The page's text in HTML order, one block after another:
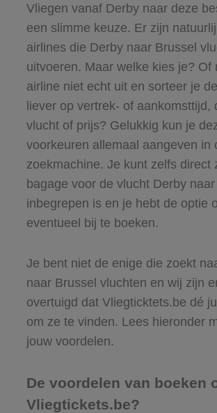
Vliegen vanaf Derby naar deze
een slimme keuze. Er zijn
airlines die Derby naar Brussel
uitvoeren. Maar welke kies je? Of
airline niet echt uit en sorteer je
liever op vertrek- of aankomsttijd,
vlucht of prijs? Gelukkig kun je
voorkeuren allemaal aangeven in
zoekmachine. Je kunt zelfs direct
bagage voor de vlucht Derby
inbegrepen is en je hebt de optie
eventueel bij te boeken.
Je bent niet de enige die zoekt
naar Brussel vluchten en wij zijn
overtuigd dat Vliegticktets.be dé
om ze te vinden. Lees hieronder
jouw voordelen.
De voordelen van boeken
Vliegtickets.be?